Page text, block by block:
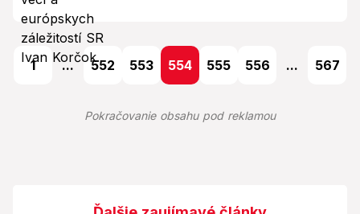
1 ... 552 553 554 555 556 ... 567
Pokračovanie obsahu pod reklamou